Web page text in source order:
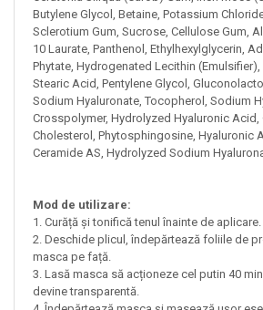
Butylene Glycol, Betaine, Potassium
Sclerotium Gum, Sucrose, Cellulose Gum,
10 Laurate, Panthenol, Ethylhexylglycerin,
Phytate, Hydrogenated Lecithin (Emulsifier),
Stearic Acid, Pentylene Glycol,
Sodium Hyaluronate, Tocopherol, Sodium
Crosspolymer, Hydrolyzed Hyaluronic Acid,
Cholesterol, Phytosphingosine, Hyaluronic
Ceramide AS, Hydrolyzed Sodium
Mod de utilizare:
1. Curăță și tonifică tenul înainte de aplicare.
2. Deschide plicul, îndepărtează foliile de
masca pe față.
3. Lasă masca să acționeze cel putin 40
devine transparentă.